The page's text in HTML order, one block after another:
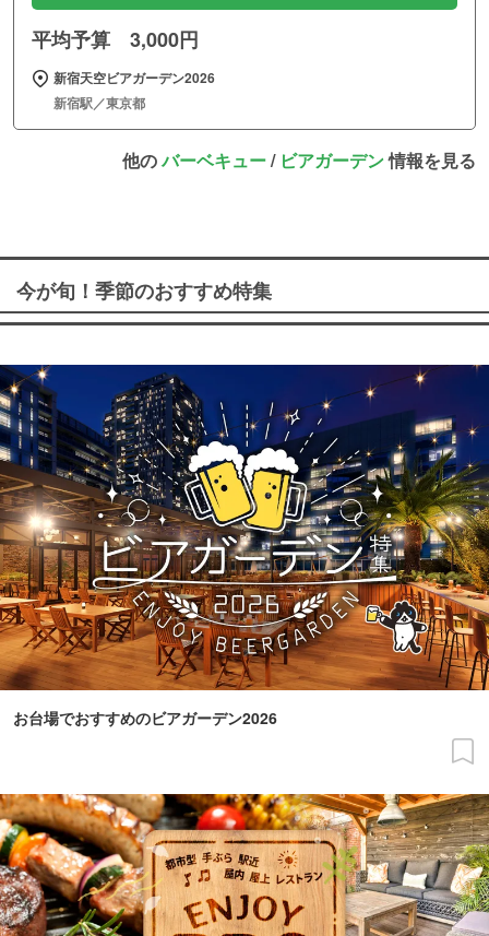
平均予算 3,000円
新宿天空ビアガーデン2026
新宿駅／東京都
他のバーベキュー/ ビアガーデン情報を見る
今が旬！季節のおすすめ特集
お台場でおすすめのビアガーデン2026